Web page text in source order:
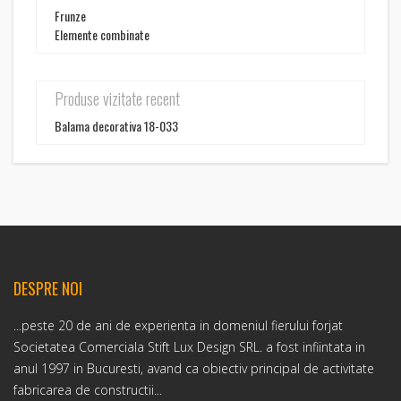
Frunze
Elemente combinate
Produse vizitate recent
Balama decorativa 18-033
DESPRE NOI
...peste 20 de ani de experienta in domeniul fierului forjat
Societatea Comerciala Stift Lux Design SRL. a fost infiintata in
anul 1997 in Bucuresti, avand ca obiectiv principal de activitate
fabricarea de constructii...